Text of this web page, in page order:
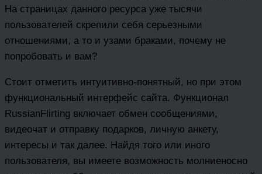
На страницах данного ресурса уже тысячи
пользователей скрепили себя серьезными
отношениями, а то и узами браками, почему не
попробовать и вам?
Стоит отметить интуитивно-понятный, но при этом
функциональный интерфейс сайта. Функционал
RussianFlirting включает обмен сообщениями,
видеочат и отправку подарков, личную анкету,
интересы и так далее. Найдя того или иного
пользователя, вы имеете возможность молниеносно